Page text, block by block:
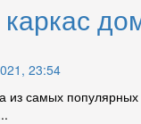
23:54
самых популярных